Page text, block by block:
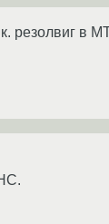
резолвиг в